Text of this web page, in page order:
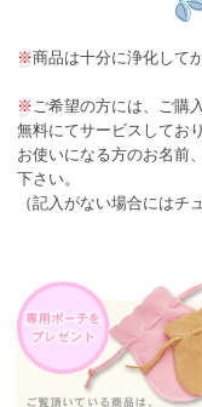
※商品は十分に浄化して
※ ご希望の方には、ご購
無料にてサービスしており
お使いになる方のお名前
下さい。
（記入がない場合にはチ